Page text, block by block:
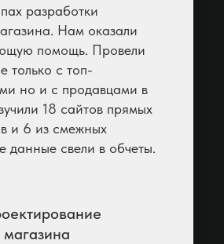
разработки
Нам оказали
помощь. Провели
только с топ-
но и с продавцами в
18 сайтов прямых
и 6 из смежных
данные свели в обчеты.
магазина